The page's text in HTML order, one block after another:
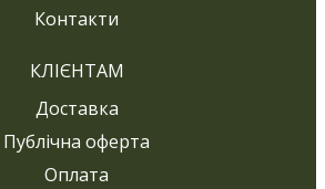
Контакти
КЛІЄНТАМ
Доставка
Публічна оферта
Оплата